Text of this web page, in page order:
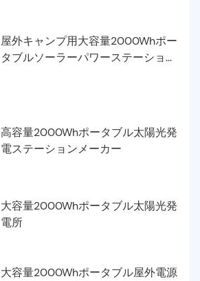
屋外キャンプ用大容量2000Whポー
タブルソーラーパワーステーション
高容量2000Whポータブル太陽光発
電ステーションメーカー
大容量2000Whポータブル太陽光発
電所
大容量2000Whポータブル屋外電源